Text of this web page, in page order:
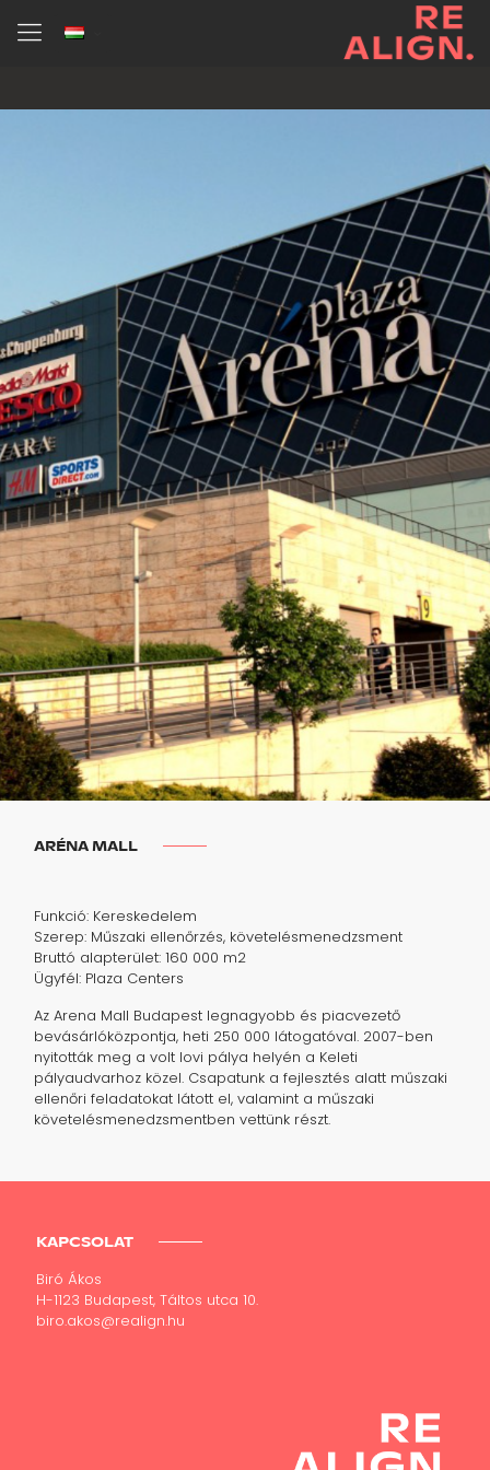
ARÉNA MALL
Funkció: Kereskedelem
Szerep: Műszaki ellenőrzés, követelésmenedzsment
Bruttó alapterület: 160 000 m2
Ügyfél: Plaza Centers
Az Arena Mall Budapest legnagyobb és piacvezető
bevásárlóközpontja, heti 250 000 látogatóval. 2007-ben
nyitották meg a volt lovi pálya helyén a Keleti
pályaudvarhoz közel. Csapatunk a fejlesztés alatt műszaki
ellenőri feladatokat látott el, valamint a műszaki
követelésmenedzsmentben vettünk részt.
KAPCSOLAT
Biró Ákos
H-1123 Budapest, Táltos utca 10.
biro.akos@realign.hu